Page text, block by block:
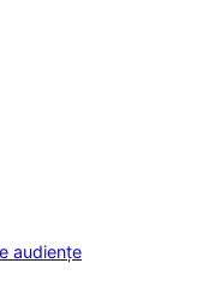
audiențe